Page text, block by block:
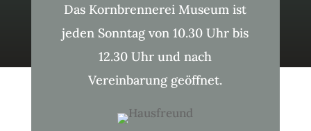
Das Kornbrennerei Museum ist
jeden Sonntag von 10.30 Uhr bis
12.30 Uhr und nach
Vereinbarung geöffnet.